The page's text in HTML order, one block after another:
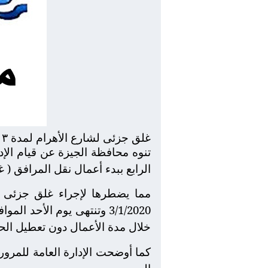
غلق جزئى لشارع الأهرام لمدة ٣ أيام لنقل خط غاز طبيعى
تنوه محافظة الجيزة عن قيام
الرابع ببدء أعمال نقل
خلال مدة الأعمال دون تعطيل
كما أوضحت الإدارة العامة